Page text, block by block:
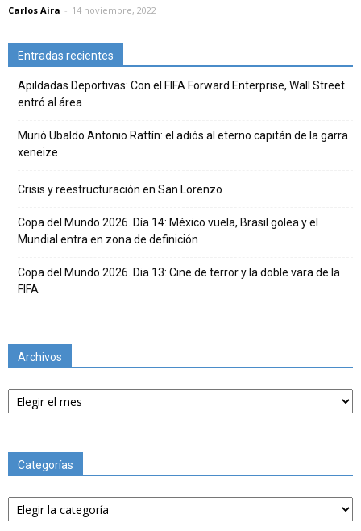
Carlos Aira - 14 noviembre, 2022
Entradas recientes
Apildadas Deportivas: Con el FIFA Forward Enterprise, Wall Street
entró al área
Murió Ubaldo Antonio Rattín: el adiós al eterno capitán de la garra
xeneize
Crisis y reestructuración en San Lorenzo
Copa del Mundo 2026. Día 14: México vuela, Brasil golea y el
Mundial entra en zona de definición
Copa del Mundo 2026. Dia 13: Cine de terror y la doble vara de la
FIFA
Archivos
Archivos
Categorías
Categorías